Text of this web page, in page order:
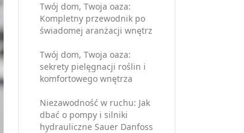
Twój dom, Twoja oaza:
Kompletny przewodnik po
świadomej aranżacji wnętrz
Twój dom, Twoja oaza:
sekrety pielęgnacji roślin i
komfortowego wnętrza
Niezawodność w ruchu: Jak
dbać o pompy i silniki
hydrauliczne Sauer Danfoss